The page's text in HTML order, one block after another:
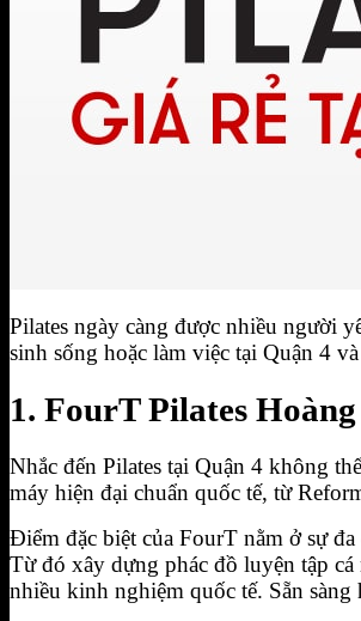
BIỂU MẪU HỢP ĐỒNG FOURT
Đăng Ký Tập Thử miễn phí
Hotline 0944.731.555
Pilates ngày càng được nhiều người
sinh sống hoặc làm việc tại Quận 4
1. FourT Pilates
Nhắc đến Pilates tại Quận 4 không
máy hiện đại chuẩn quốc tế, từ
Điểm đặc biệt của FourT nằm ở sự
Từ đó xây dựng phác đồ luyện tập
nhiều kinh nghiệm quốc tế. Sẵn